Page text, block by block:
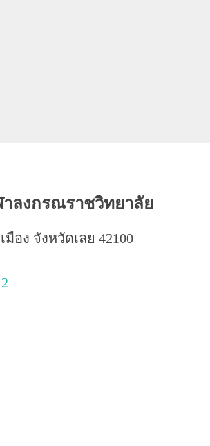
ลงกรณราชวิทยาลัย
อง จังหวัดเลย 42100